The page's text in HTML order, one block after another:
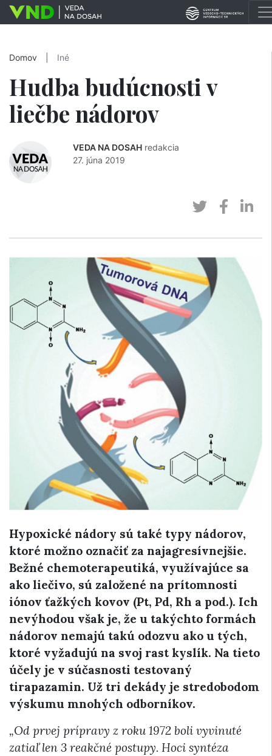
Domov Iné
Hudba budúcnosti v
liečbe nádorov
VEDA NA DOSAH redakcia
27. júna 2019
Hypoxické nádory sú také typy nádorov,
ktoré možno označiť za najagresívnejšie.
Bežné chemoterapeutiká, využívajúce sa
ako liečivo, sú založené na prítomnosti
iónov ťažkých kovov (Pt, Pd, Rh a pod.). Ich
nevýhodou však je, že u takýchto formách
nádorov nemajú takú odozvu ako u tých,
ktoré vyžadujú na svoj rast kyslík. Na tieto
účely je v súčasnosti testovaný
tirapazamin. Už tri dekády je stredobodom
výskumu mnohých odborníkov.
„Od prvej prípravy z roku 1972 boli vyvinuté
zatiaľ len 3 reakčné postupy. Hoci syntéza